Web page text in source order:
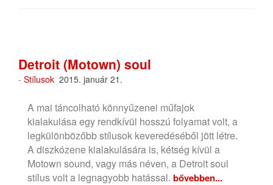
Detroit (Motown) soul
- Stílusok 2015. január 21.
A mai táncolható könnyűzenei műfajok
kialakulása egy rendkívül hosszú folyamat volt, a
legkülönbözőbb stílusok keveredéséből jött létre.
A diszkózene kialakulására is, kétség kívül a
Motown sound, vagy más néven, a Detroit soul
stílus volt a legnagyobb hatással. bővebben...